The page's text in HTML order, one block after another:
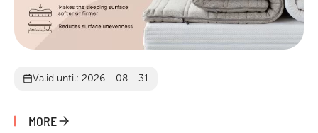
Valid until: 2026 - 08 - 31
MORE